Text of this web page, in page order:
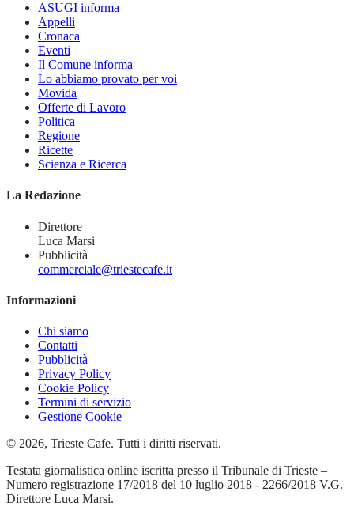
ASUGI informa
Appelli
Cronaca
Eventi
Il Comune informa
Lo abbiamo provato per voi
Movida
Offerte di Lavoro
Politica
Regione
Ricette
Scienza e Ricerca
La Redazione
Direttore
Luca Marsi
Pubblicità
commerciale@triestecafe.it
Informazioni
Chi siamo
Contatti
Pubblicità
Privacy Policy
Cookie Policy
Termini di servizio
Gestione Cookie
© 2026, Trieste Cafe. Tutti i diritti riservati.
Testata giornalistica online iscritta presso il Tribunale di Trieste –
Numero registrazione 17/2018 del 10 luglio 2018 - 2266/2018 V.G.
Direttore Luca Marsi.